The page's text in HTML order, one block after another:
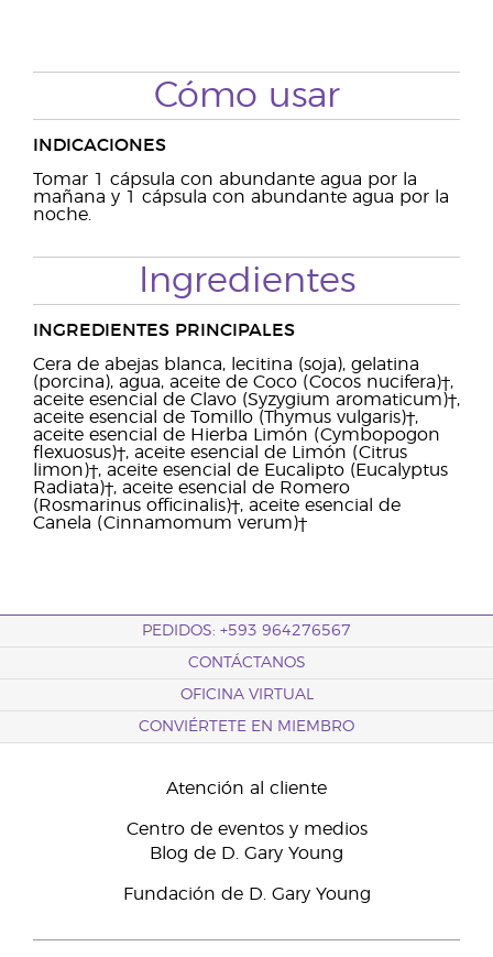
Cómo usar
INDICACIONES
Tomar 1 cápsula con abundante agua por la
mañana y 1 cápsula con abundante agua por la
noche.
Ingredientes
INGREDIENTES PRINCIPALES
Cera de abejas blanca, lecitina (soja), gelatina
(porcina), agua, aceite de Coco (Cocos nucifera)†,
aceite esencial de Clavo (Syzygium aromaticum)†,
aceite esencial de Tomillo (Thymus vulgaris)†,
aceite esencial de Hierba Limón (Cymbopogon
ﬂexuosus)†, aceite esencial de Limón (Citrus
limon)†, aceite esencial de Eucalipto (Eucalyptus
Radiata)†, aceite esencial de Romero
(Rosmarinus officinalis)†, aceite esencial de
Canela (Cinnamomum verum)†
PEDIDOS: +593 964276567
CONTÁCTANOS
OFICINA VIRTUAL
CONVIÉRTETE EN MIEMBRO
Atención al cliente
Centro de eventos y medios
Blog de D. Gary Young
Fundación de D. Gary Young